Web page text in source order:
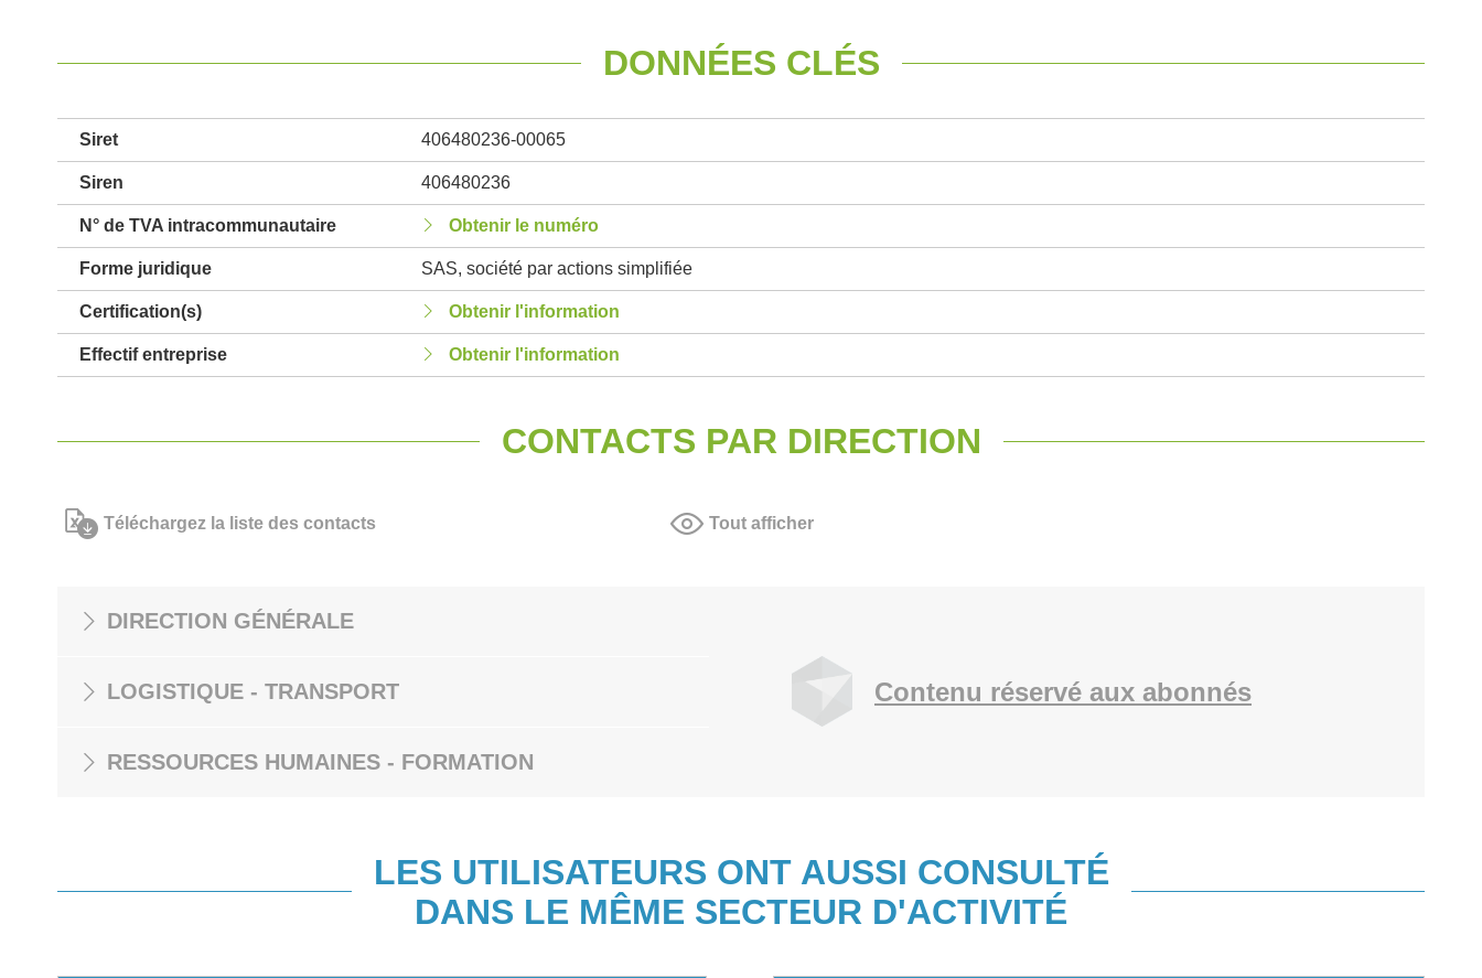
DONNÉES CLÉS
Siret 406480236-00065
Siren 406480236
N° de TVA intracommunautaire Obtenir le numéro
Forme juridique SAS, société par actions simplifiée
Certification(s) Obtenir l'information
Effectif entreprise Obtenir l'information
CONTACTS PAR DIRECTION
Téléchargez la liste des contacts Tout afficher
DIRECTION GÉNÉRALE
LOGISTIQUE - TRANSPORT
RESSOURCES HUMAINES - FORMATION
Contenu réservé aux abonnés
LES UTILISATEURS ONT AUSSI CONSULTÉ
DANS LE MÊME SECTEUR D'ACTIVITÉ